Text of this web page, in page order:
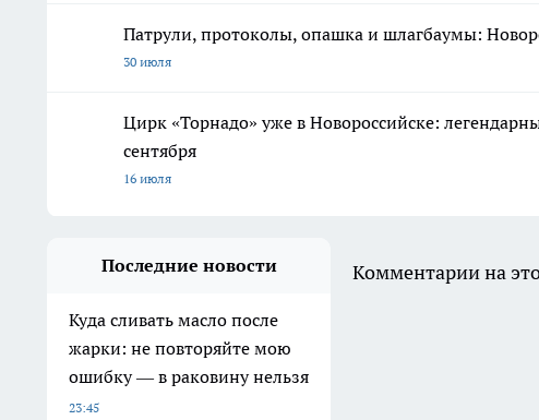
Патрули, протоколы, опашка и шлагбаумы:
30 июля
Цирк «Торнадо» уже в Новороссийске:
сентября
16 июля
Последние новости
Куда сливать масло после
жарки: не повторяйте мою
ошибку — в раковину нельзя
23:45
Комментарии на